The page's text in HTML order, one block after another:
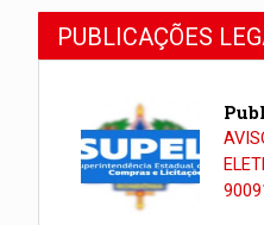
PUBLICAÇÕES